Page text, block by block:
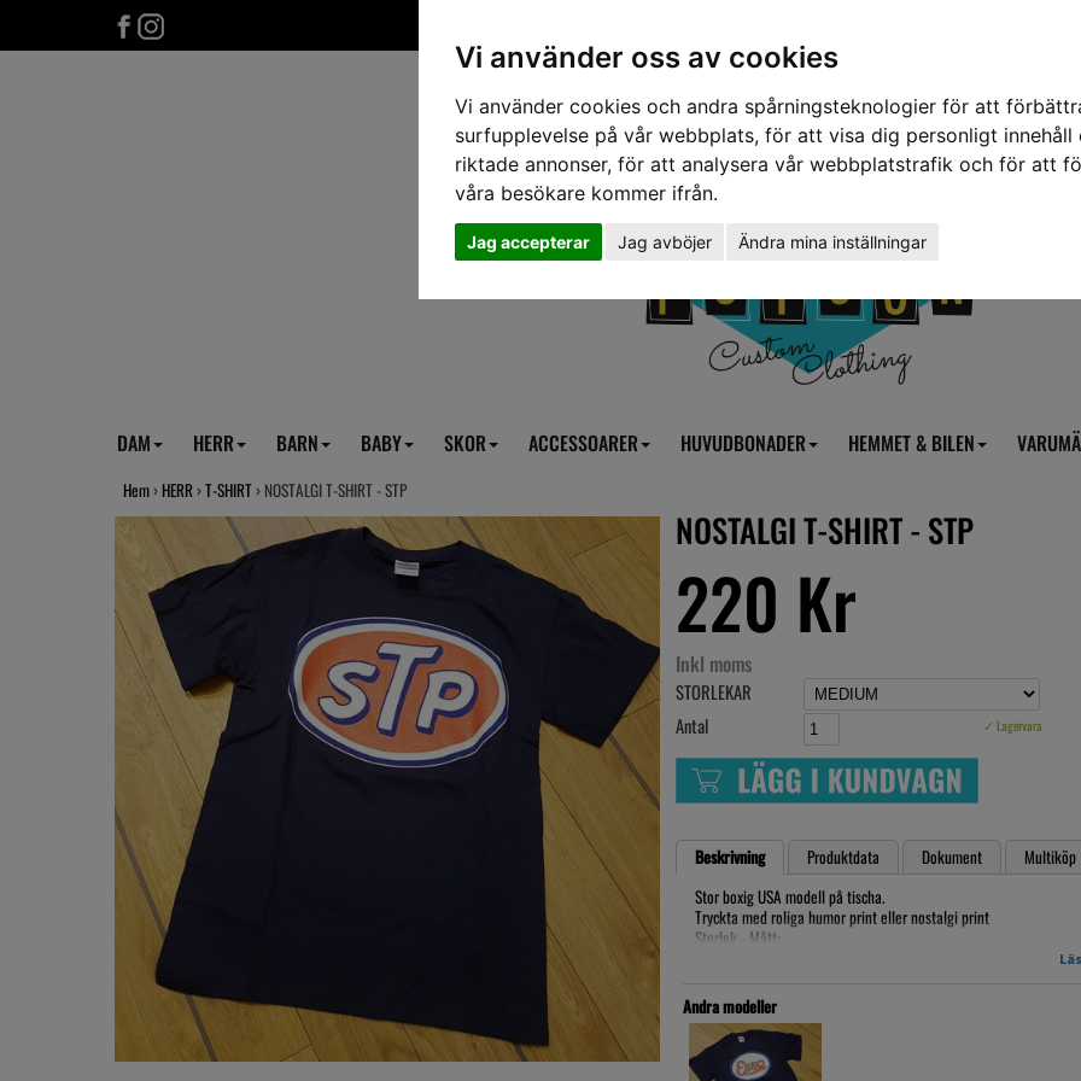
Vi använder oss av cookies
Vi använder cookies och andra spårningsteknologier för att
surfupplevelse på vår webbplats, för att visa dig personligt innehåll
riktade annonser, för att analysera vår webbplatstrafik och för att
våra besökare kommer ifrån.
Jag accepterar Jag avböjer Ändra mina inställningar
DAM HERR BARN BABY SKOR ACCESSOARER HUVUDBONADER HEMMET & BILEN
Hem › HERR ›T-SHIRT › NOSTALGI T-SHIRT - STP
NOSTALGI T-SHIRT - STP
220 Kr
Inkl moms
STORLEKAR
Antal
✓ Lagervara
Beskrivning Produktdata Dokument
Multiköp
Stor boxig USA modell på tischa.
Tryckta med roliga humor print eller nostalgi print
Storlek - Mått:
Bredd: 44 cm
Längd: 70 cm
Ärm till kant: 43 cm
Andra modeller